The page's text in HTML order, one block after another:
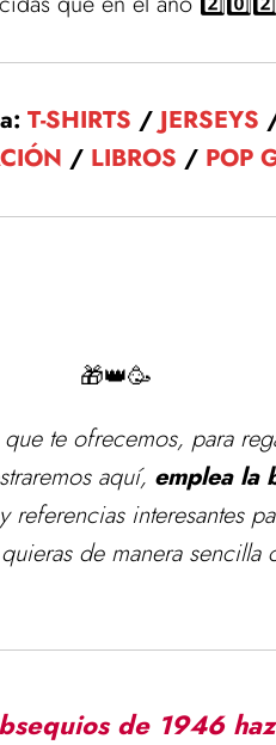
T-SHIRTS /JERSEYS
/ LIBROS / POP
🎁👑🥳
te ofrecemos, para
aquí, emplea la
interesantes
de manera
de 1946